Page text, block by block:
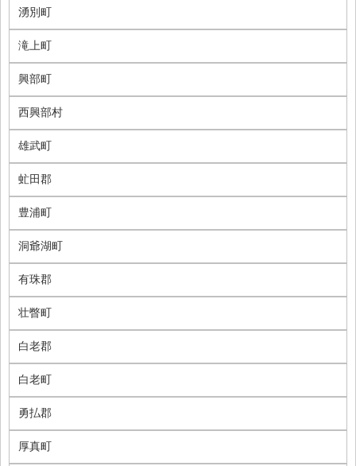
湧別町
滝上町
興部町
西興部村
雄武町
虻田郡
豊浦町
洞爺湖町
有珠郡
壮瞥町
白老郡
白老町
勇払郡
厚真町